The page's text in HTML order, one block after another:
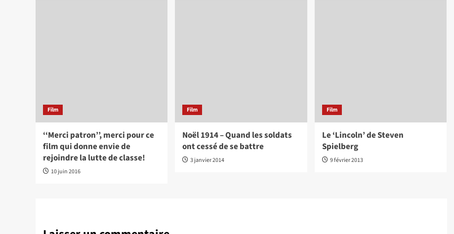
Film
‘‘Merci patron’’, merci pour ce
film qui donne envie de
rejoindre la lutte de classe!
10 juin 2016
Film
Noël 1914 – Quand les soldats
ont cessé de se battre
3 janvier 2014
Film
Le ‘Lincoln’ de Steven
Spielberg
9 février 2013